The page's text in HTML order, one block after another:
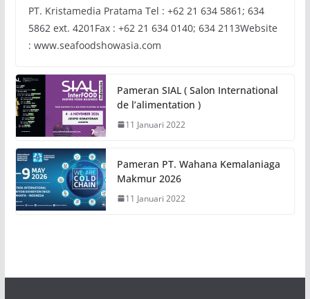
PT. Kristamedia Pratama Tel : +62 21 634 5861; 634
5862 ext. 4201Fax : +62 21 634 0140; 634 2113Website
: www.seafoodshowasia.com
Pameran SIAL ( Salon International
de l’alimentation )
11 Januari 2022
Pameran PT. Wahana Kemalaniaga
Makmur 2026
11 Januari 2022